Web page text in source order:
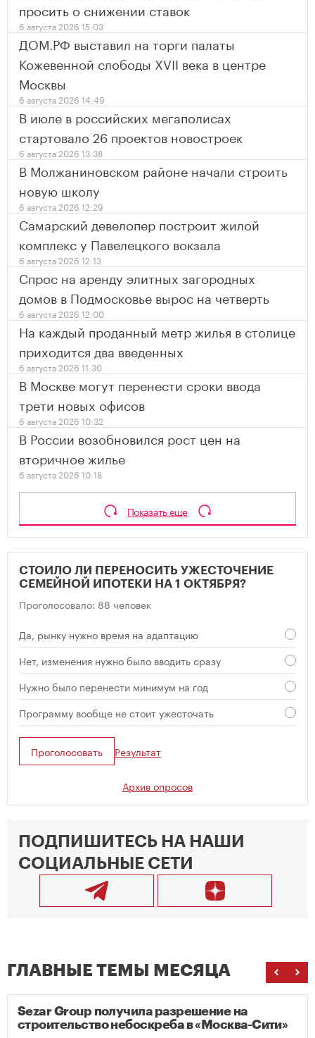
просить о снижении ставок
6 августа 2026 15:03
ДОМ.РФ выставил на торги палаты
Кожевенной слободы XVII века в центре
Москвы
6 августа 2026 14:49
В июле в российских мегаполисах
стартовало 26 проектов новостроек
6 августа 2026 13:38
В Молжаниновском районе начали строить
новую школу
6 августа 2026 12:29
Самарский девелопер построит жилой
комплекс у Павелецкого вокзала
6 августа 2026 12:13
Спрос на аренду элитных загородных
домов в Подмосковье вырос на четверть
6 августа 2026 12:00
На каждый проданный метр жилья в столице
приходится два введенных
6 августа 2026 11:30
В Москве могут перенести сроки ввода
трети новых офисов
6 августа 2026 10:32
В России возобновился рост цен на
вторичное жилье
6 августа 2026 10:18
Показать еще
СТОИЛО ЛИ ПЕРЕНОСИТЬ УЖЕСТОЧЕНИЕ
СЕМЕЙНОЙ ИПОТЕКИ НА 1 ОКТЯБРЯ?
Проголосовало: 88 человек
Да, рынку нужно время на адаптацию
Нет, изменения нужно было вводить сразу
Нужно было перенести минимум на год
Программу вообще не стоит ужесточать
Проголосовать Результат
Архив опросов
ПОДПИШИТЕСЬ НА НАШИ
СОЦИАЛЬНЫЕ СЕТИ
ГЛАВНЫЕ ТЕМЫ МЕСЯЦА
Sezar Group получила разрешение на
строительство небоскреба в «Москва-Сити»